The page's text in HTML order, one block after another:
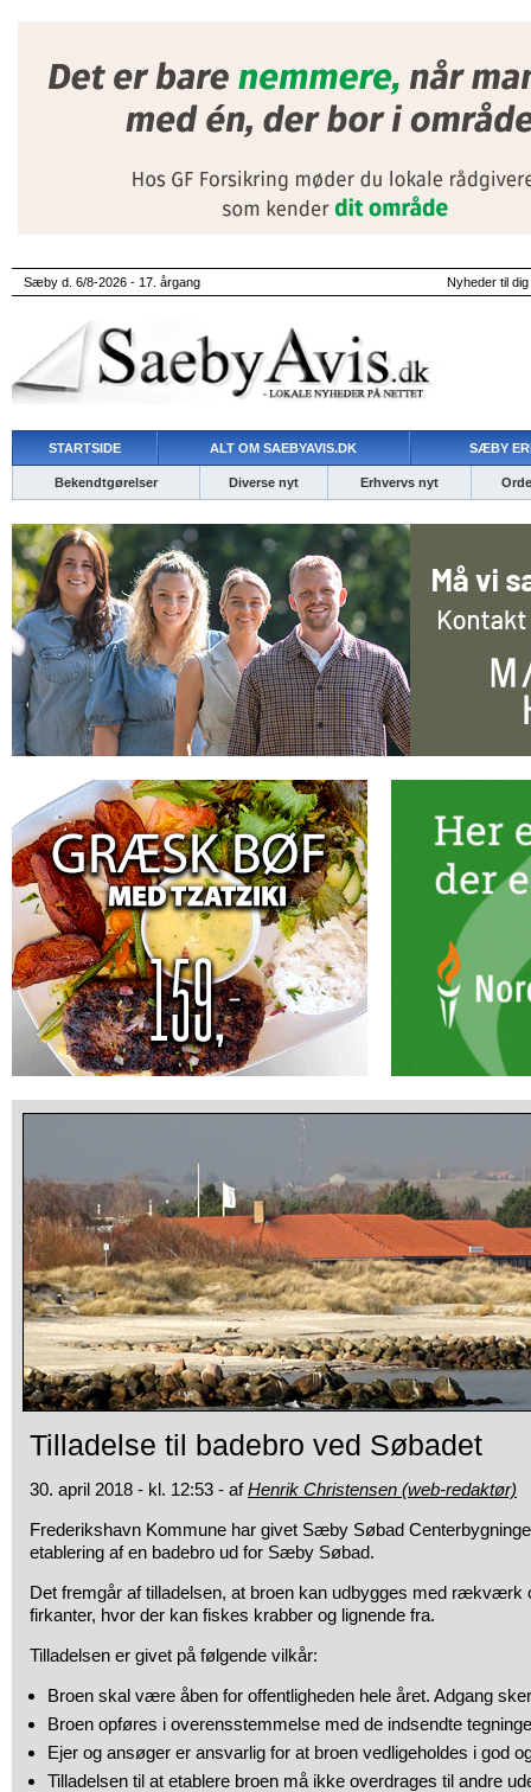
Sæby d. 6/8-2026 - 17. årgang Nyheder til
STARTSIDE ALT OM SAEBYAVIS.DK SÆBY
Bekendtgørelser Diverse nyt Erhvervs nyt
Tilladelse til badebro ved Søbadet
30. april 2018 - kl. 12:53 - afHenrik Christensen (web-redaktør)
Frederikshavn Kommune har givet Sæby Søbad
etablering af en badebro ud for Sæby Søbad.
Det fremgår af tilladelsen, at broen kan udbygges med rækværk
firkanter, hvor der kan fiskes krabber og lignende fra.
Tilladelsen er givet på følgende vilkår:
Broen skal være åben for offentligheden hele året. Adgang
Broen opføres i overensstemmelse med de indsendte
Ejer og ansøger er ansvarlig for at broen vedligeholdes i god
Tilladelsen til at etablere broen må ikke overdrages til andre